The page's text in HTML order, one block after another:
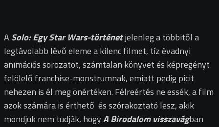
ASolo: Egy Star Wars-történetjelenleg a többitől a
legtávolabb lévő eleme a kilenc filmet, tíz évadnyi
animációs sorozatot, számtalan könyvet és képregényt
felölelő franchise-monstrumnak, emiatt pedig picit
nehezen is él meg önértéken. Félreértés ne essék, a film
azok számára is érthető és szórakoztató lesz, akik
mondjuk nem tudják, hogyA Birodalom visszavágban